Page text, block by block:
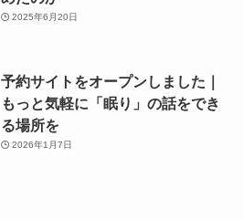
2025年6月20日
予約サイトをオープンしました｜
もっと気軽に「眠り」の話をでき
る場所を
2026年1月7日